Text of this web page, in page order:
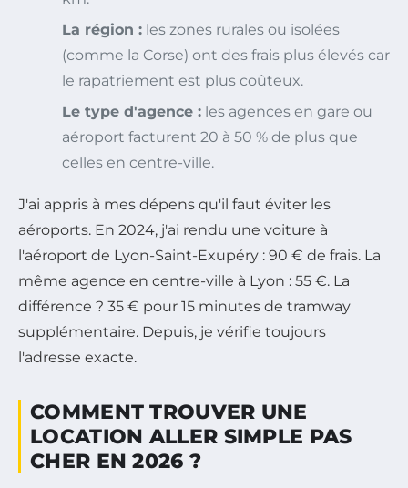
La région : les zones rurales ou isolées
(comme la Corse) ont des frais plus élevés car
le rapatriement est plus coûteux.
Le type d'agence : les agences en gare ou
aéroport facturent 20 à 50 % de plus que
celles en centre-ville.
J'ai appris à mes dépens qu'il faut éviter les
aéroports. En 2024, j'ai rendu une voiture à
l'aéroport de Lyon-Saint-Exupéry : 90 € de frais. La
même agence en centre-ville à Lyon : 55 €. La
différence ? 35 € pour 15 minutes de tramway
supplémentaire. Depuis, je vérifie toujours
l'adresse exacte.
COMMENT TROUVER UNE
LOCATION ALLER SIMPLE PAS
CHER EN 2026 ?